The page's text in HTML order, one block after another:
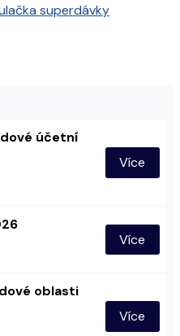
superdávky
účetní
Více
Více
oblasti
Více